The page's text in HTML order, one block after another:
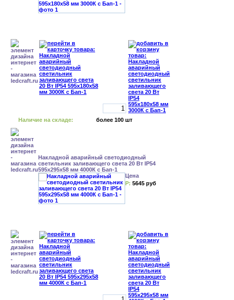
Наличие на складе: более 100 шт
Накладной аварийный светодиодный
светильник заливающего света 20 Вт IP54
595x295x58 мм 4000К с Бап-1
Цена
Р: 5645 руб